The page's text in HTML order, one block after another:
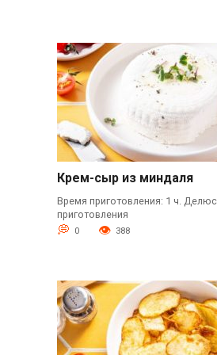
Крем-сыр из миндаля
Время приготовления: 1 ч.
приготовления
0 388